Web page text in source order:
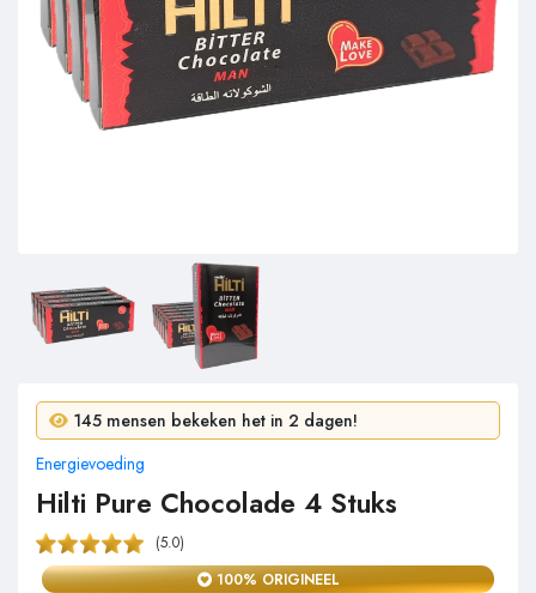
14 mensen kochten in 24 uur!
145 mensen bekeken het in 2 dagen!
Energievoeding
Hilti Pure Chocolade 4 Stuks
(5.0)
100% ORIGINEEL